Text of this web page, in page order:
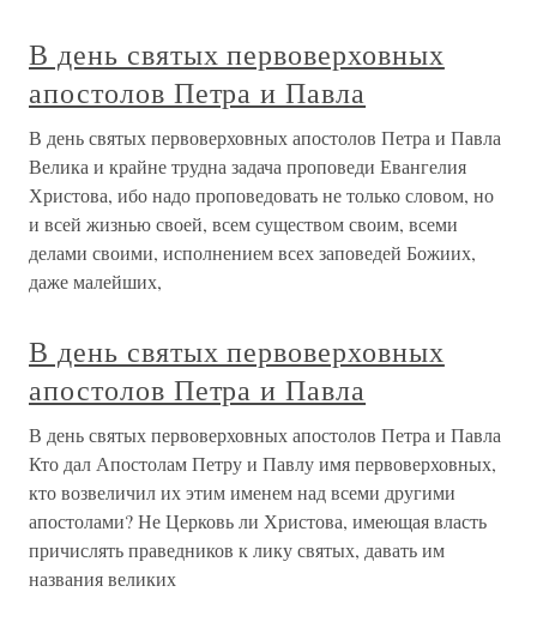
В день святых первоверховных
апостолов Петра и Павла
В день святых первоверховных апостолов Петра и Павла
Велика и крайне трудна задача проповеди Евангелия
Христова, ибо надо проповедовать не только словом, но
и всей жизнью своей, всем существом своим, всеми
делами своими, исполнением всех заповедей Божиих,
даже малейших,
В день святых первоверховных
апостолов Петра и Павла
В день святых первоверховных апостолов Петра и Павла
Кто дал Апостолам Петру и Павлу имя первоверховных,
кто возвеличил их этим именем над всеми другими
апостолами? Не Церковь ли Христова, имеющая власть
причислять праведников к лику святых, давать им
названия великих